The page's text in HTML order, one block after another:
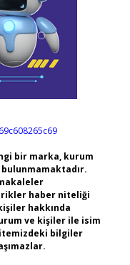
bir marka, kurum
haber niteliği
hakkında
ve kişiler ile isim
bilgiler